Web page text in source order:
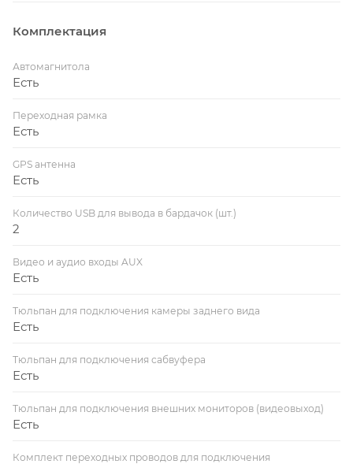
Комплектация
Автомагнитола
Есть
Переходная рамка
Есть
GPS антенна
Есть
Количество USB для вывода в бардачок (шт.)
2
Видео и аудио входы AUX
Есть
Тюльпан для подключения камеры заднего вида
Есть
Тюльпан для подключения сабвуфера
Есть
Тюльпан для подключения внешних мониторов (видеовыход)
Есть
Комплект переходных проводов для подключения